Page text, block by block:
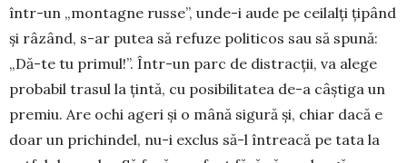
într-un „mon­tagne russe”, unde-i aude pe cei­lalți țipând
și râzând, s-ar putea să refuze politicos sau să spună:
„Dă-te tu primul!”. Într-un parc de distracții, va alege
probabil trasul la țintă, cu po­sibilitatea de-a câștiga un
premiu. Are ochi ageri și o mână sigură și, chiar dacă e
doar un prichin­del, nu-i exclus să-l întreacă pe tata la